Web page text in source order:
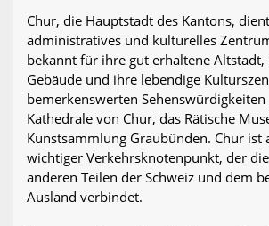
Chur, die Hauptstadt des Kantons,
administratives und kulturelles
bekannt für ihre gut erhaltene
Gebäude und ihre lebendige
bemerkenswerten
Kathedrale von Chur, das Rätische
Kunstsammlung Graubünden. Chur ist
wichtiger Verkehrsknotenpunkt, der
anderen Teilen der Schweiz und dem
Ausland verbindet.